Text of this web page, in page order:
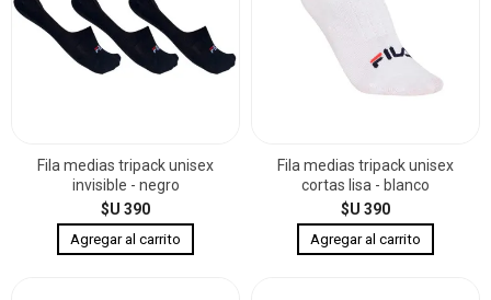
Fila medias tripack unisex
invisible - negro
$U 390
Fila medias tripack unisex
cortas lisa - blanco
$U 390